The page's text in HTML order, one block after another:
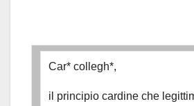
Car* collegh*,
il principio cardine che